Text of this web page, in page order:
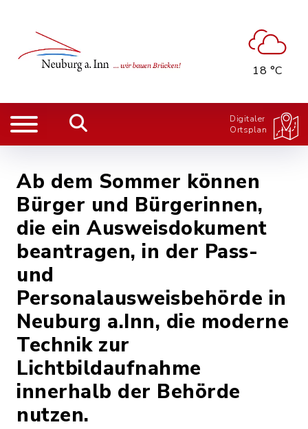
18 °C
Digitaler
Ortsplan
Ab dem Sommer können
Bürger und Bürgerinnen,
die ein Ausweisdokument
beantragen, in der Pass-
und
Personalausweisbehörde in
Neuburg a.Inn, die moderne
Technik zur
Lichtbildaufnahme
innerhalb der Behörde
nutzen.